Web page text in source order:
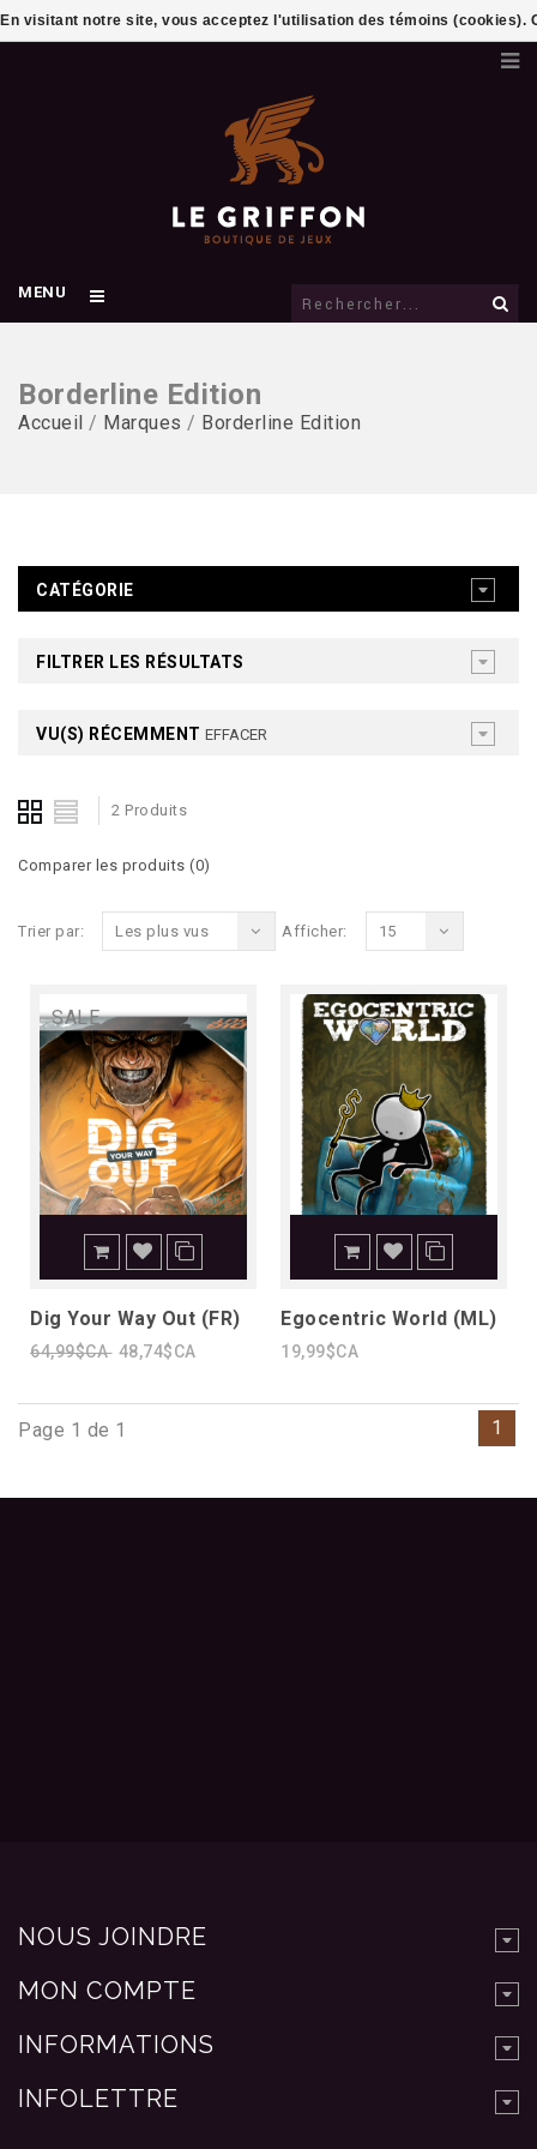
MENU
Borderline Edition
Accueil / Marques / Borderline Edition
CATÉGORIE
FILTRER LES RÉSULTATS
VU(S) RÉCEMMENT EFFACER
2 Produits
Comparer les produits (0)
Trier par: Les plus vus Afficher: 15
SALE
Dig Your Way Out (FR)
64,99$CA 48,74$CA
Egocentric World (ML)
19,99$CA
Page 1 de 1 1
NOUS JOINDRE
MON COMPTE
INFORMATIONS
INFOLETTRE
En visitant notre site, vous acceptez l'utilisation des témoins